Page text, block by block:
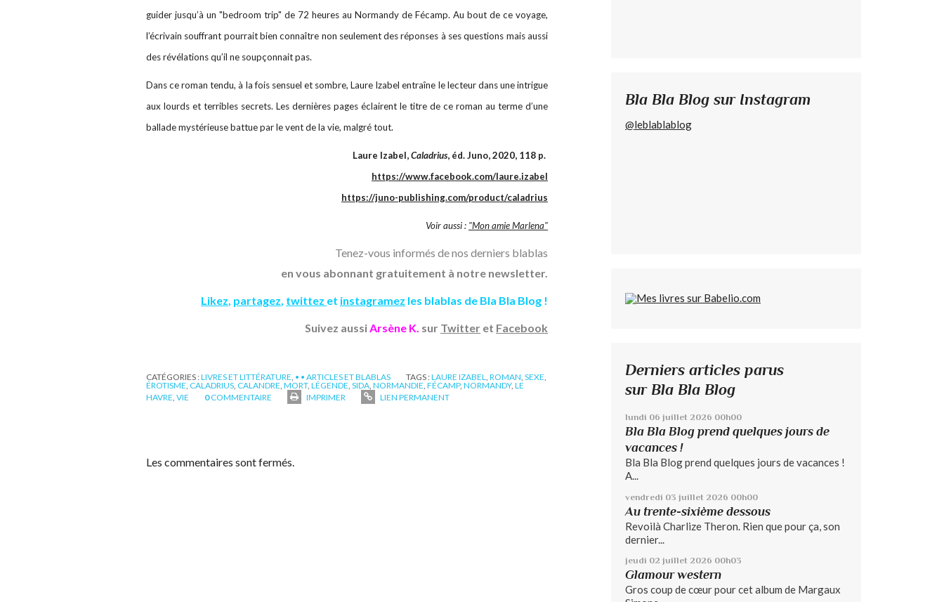
guider jusqu’à un "bedroom trip" de 72 heures au Normandy de Fécamp. Au bout de ce voyage,
l’écrivain souffrant pourrait bien connaître non seulement des réponses à ses questions mais aussi
des révélations qu’il ne soupçonnait pas.
Dans ce roman tendu, à la fois sensuel et sombre, Laure Izabel entraîne le lecteur dans une intrigue
aux lourds et terribles secrets. Les dernières pages éclairent le titre de ce roman au terme d’une
ballade mystérieuse battue par le vent de la vie, malgré tout.
Laure Izabel,Caladrius, éd. Juno, 2020, 118 p.
https://www.facebook.com/laure.izabel
https://juno-publishing.com/product/caladrius
Voir aussi : "Mon amie Marlena"
Tenez-vous informés de nos derniers blablas
en vous abonnant gratuitement à notre newsletter.
Likez, partagez, twittez et instagramez les blablas de Bla Bla Blog !
Suivez aussiArsène K. sur Twitter et Facebook
CATÉGORIES :LIVRES ET LITTÉRATURE • • ARTICLES ET BLABLAS TAGS :LAURE IZABEL ROMAN SEXE
ÉROTISME CALADRIUS CALANDRE MORT, LÉGENDE SIDA NORMANDIE FÉCAMP, NORMANDY, LE
HAVRE, VIE 0 COMMENTAIRE IMPRIMER LIEN PERMANENT
Les commentaires sont fermés.
Bla Bla Blog sur Instagram
@leblablablog
Derniers articles parus
sur Bla Bla Blog
lundi 06 juillet 2026 00h00
Bla Bla Blog prend quelques jours de
vacances !
Bla Bla Blog prend quelques jours de vacances !
A...
vendredi 03 juillet 2026 00h00
Au trente-sixième dessous
Revoilà Charlize Theron. Rien que pour ça, son
dernier...
jeudi 02 juillet 2026 00h03
Glamour western
Gros coup de cœur pour cet album de Margaux